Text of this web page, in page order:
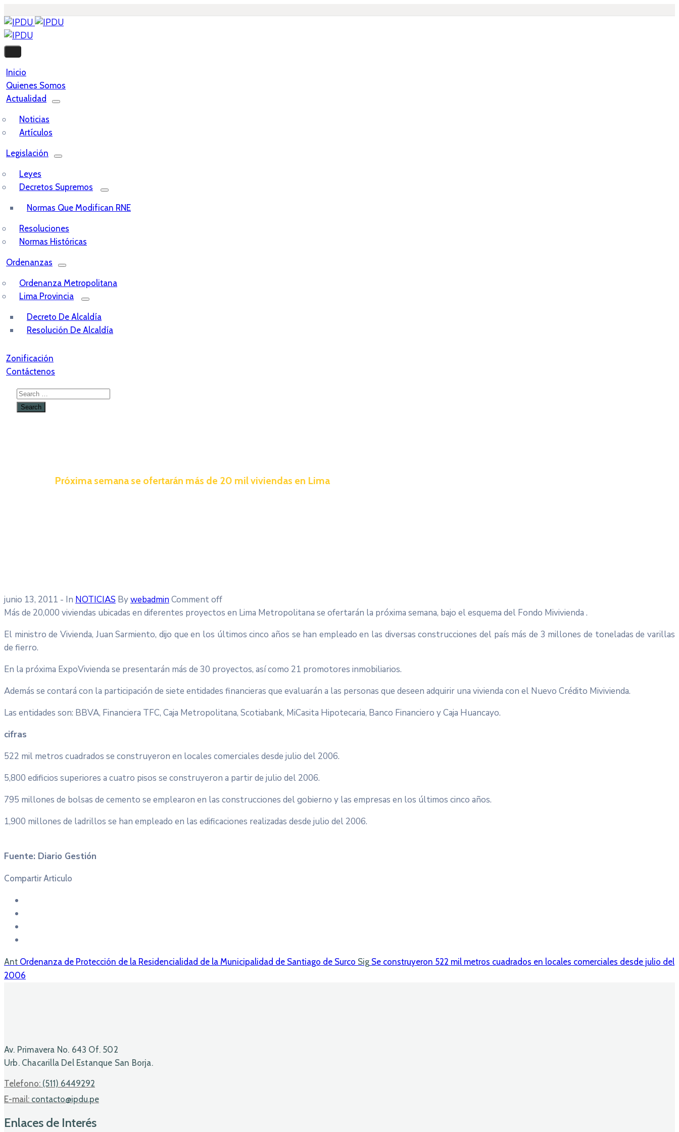
Inicio
Quienes Somos
Actualidad
Noticias
Artículos
Legislación
Leyes
Decretos Supremos
Normas Que Modifican RNE
Resoluciones
Normas Históricas
Ordenanzas
Ordenanza Metropolitana
Lima Provincia
Decreto De Alcaldía
Resolución De Alcaldía
Zonificación
Contáctenos
Próxima semana se ofertarán más de 20 mil viviendas en Lima
junio 13, 2011 - In NOTICIAS BywebadminComment off
Más de 20,000 viviendas ubicadas en diferentes proyectos en Lima Metropolitana se ofertarán la próxima semana, bajo el esquema del Fondo Mivivienda .
El ministro de Vivienda, Juan Sarmiento, dijo que en los últimos cinco años se han empleado en las diversas construcciones del país más de 3 millones de toneladas de varillas
de fierro.
En la próxima ExpoVivienda se presentarán más de 30 proyectos, así como 21 promotores inmobiliarios.
Además se contará con la participación de siete entidades financieras que evaluarán a las personas que deseen adquirir una vivienda con el Nuevo Crédito Mivivienda.
Las entidades son: BBVA, Financiera TFC, Caja Metropolitana, Scotiabank, MiCasita Hipotecaria, Banco Financiero y Caja Huancayo.
cifras
522 mil metros cuadrados se construyeron en locales comerciales desde julio del 2006.
5,800 edificios superiores a cuatro pisos se construyeron a partir de julio del 2006.
795 millones de bolsas de cemento se emplearon en las construcciones del gobierno y las empresas en los últimos cinco años.
1,900 millones de ladrillos se han empleado en las edificaciones realizadas desde julio del 2006.
Fuente: Diario Gestión
Compartir Articulo
Ant Ordenanza de Protección de la Residencialidad de la Municipalidad de Santiago de Surco Sig Se construyeron 522 mil metros cuadrados en locales comerciales desde julio del
2006
Av. Primavera No. 643 Of. 502
Urb. Chacarilla Del Estanque San Borja.
Telefono: (511) 6449292
E-mail: contacto@ipdu.pe
Enlaces de Interés